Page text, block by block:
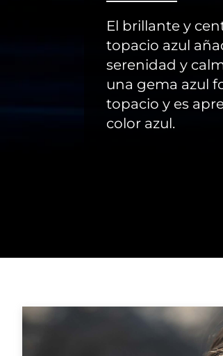
El brillante y
topacio azul
serenidad y
una gema azul
topacio y es
color azul.